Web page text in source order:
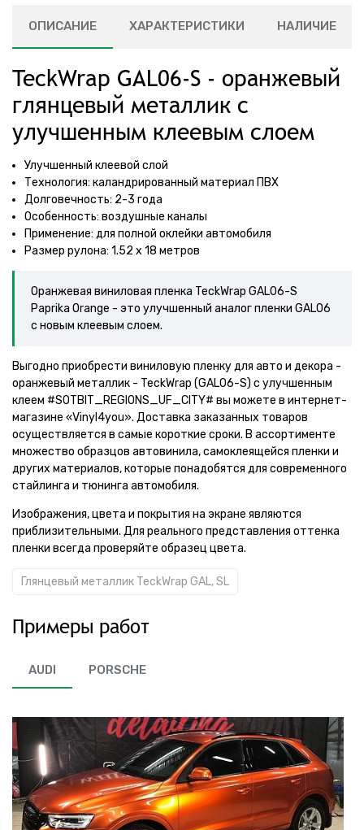
ОПИСАНИЕ ХАРАКТЕРИСТИКИ НАЛИЧИЕ
TeckWrap GAL06-S - оранжевый
глянцевый металлик с
улучшенным клеевым слоем
Улучшенный клеевой слой
Технология: каландрированный материал ПВХ
Долговечность: 2-3 года
Особенность: воздушные каналы
Применение: для полной оклейки автомобиля
Размер рулона: 1.52 х 18 метров
Оранжевая виниловая пленка TeckWrap GAL06-S
Paprika Orange - это улучшенный аналог пленки GAL06
с новым клеевым слоем.
Выгодно приобрести виниловую пленку для авто и декора -
оранжевый металлик - TeckWrap (GAL06-S) с улучшенным
клеем #SOTBIT_REGIONS_UF_CITY# вы можете в интернет-
магазине «Vinyl4you». Доставка заказанных товаров
осуществляется в самые короткие сроки. В ассортименте
множество образцов автовинила, самоклеящейся пленки и
других материалов, которые понадобятся для современного
стайлинга и тюнинга автомобиля.
Изображения, цвета и покрытия на экране являются
приблизительными. Для реального представления оттенка
пленки всегда проверяйте образец цвета.
Глянцевый металлик TeckWrap GAL, SL
Примеры работ
AUDI PORSCHE